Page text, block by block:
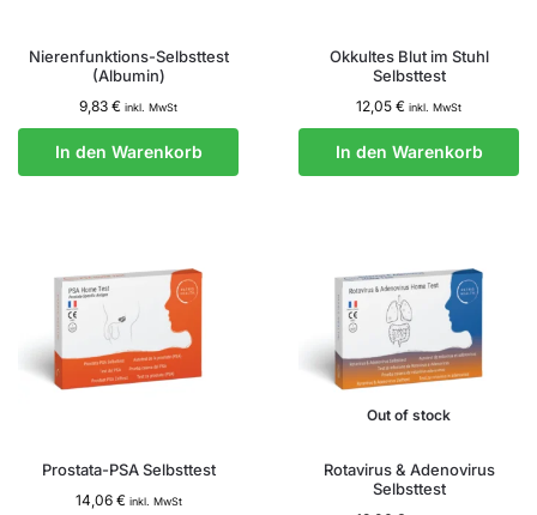
Nierenfunktions-Selbsttest
(Albumin)
9,83 € inkl. MwSt
In den Warenkorb
Okkultes Blut im Stuhl
Selbsttest
12,05 € inkl. MwSt
In den Warenkorb
Prostata-PSA Selbsttest
14,06 € inkl. MwSt
Out of stock
Rotavirus & Adenovirus
Selbsttest